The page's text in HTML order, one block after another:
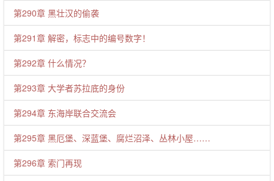
第290章 黑壮汉的偷袭
第291章 解密，标志中的编号数字！
第292章 什么情况？
第293章 大学者苏拉底的身份
第294章 东海岸联合交流会
第295章 黑厄堡、深蓝堡、腐烂沼泽、丛林小屋……
第296章 索门再现